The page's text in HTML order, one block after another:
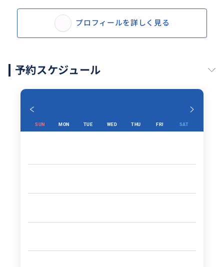
プロフィールを詳しく見る
予約スケジュール
SUN MON TUE WED THU FRI SAT